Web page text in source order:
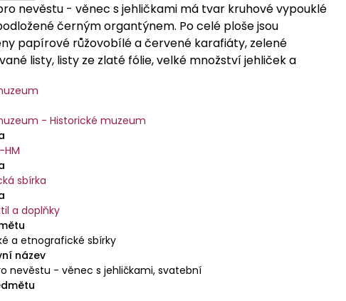
nevěstu - věnec s jehličkami má tvar kruhové vypouklé
černým organtýnem. Po celé ploše jsou
papírové růžovobílé a červené karafiáty, zelené
listy, listy ze zlaté fólie, velké množství jehliček a
stužek uvázaných do mašliček. Základním rituálním
svatby bylo čepení nevěsty - přijetí do
vdaných žen. Spočívalo v sejmutí věnce, vínku, a
nevěsty čepcem (zavití rouškou), který obecně
vdanou ženu a její manželský stav. Čepení prováděly ve
výhradně vdané ženy, kmotry nebo ženy z
- Historické muzeum
HM
sbírka
a doplňky
a etnografické sbírky
název
nevěstu - věnec s jehličkami, svatební